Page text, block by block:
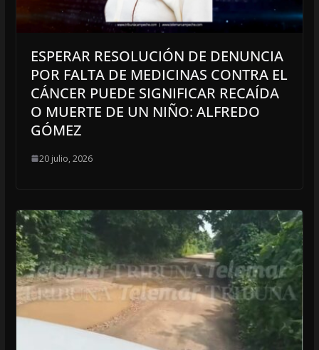
ESPERAR RESOLUCIÓN DE DENUNCIA
POR FALTA DE MEDICINAS CONTRA EL
CÁNCER PUEDE SIGNIFICAR RECAÍDA
O MUERTE DE UN NIÑO: ALFREDO
GÓMEZ
20 julio, 2026